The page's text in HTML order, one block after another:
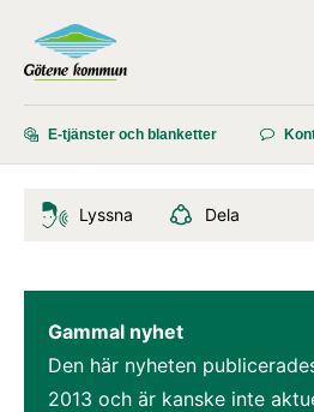
E-tjänster och blanketter
Lyssna Dela
Gammal nyhet
Den här nyheten
2013 och är kanske inte